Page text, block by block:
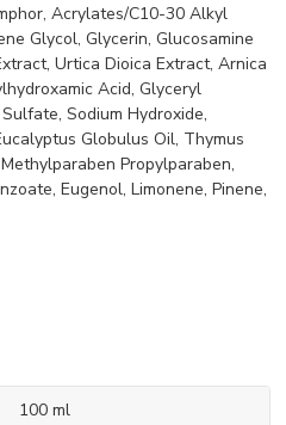
Acrylates/C10-30 Alkyl
Glycol, Glycerin, Glucosamine
Urtica Dioica Extract, Arnica
Acid, Glyceryl
Sodium Hydroxide,
Globulus Oil, Thymus
Propylparaben,
Eugenol, Limonene, Pinene,
100 ml